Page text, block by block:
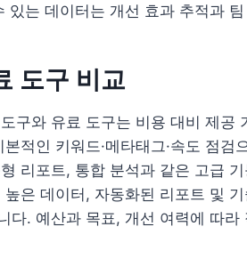
있는 데이터는 개선 효과 추적과
도구 비교
구와 유료 도구는 비용 대비 제공
적인 키워드·메타태그·속도 점검
리포트, 통합 분석과 같은 고급
은 데이터, 자동화된 리포트 및
다. 예산과 목표, 개선 여력에 따